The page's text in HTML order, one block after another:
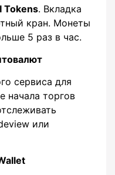
Tokens. Вкладка
кран. Монеты
5 раз в час.
сервиса для
начала торгов
или